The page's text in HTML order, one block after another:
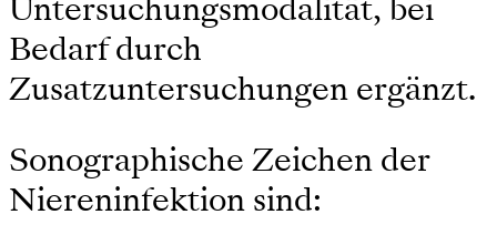
Untersuchungsmodalität, bei
Bedarf durch
Zusatzuntersuchungen ergänzt.
Sonographische Zeichen der
Niereninfektion sind: